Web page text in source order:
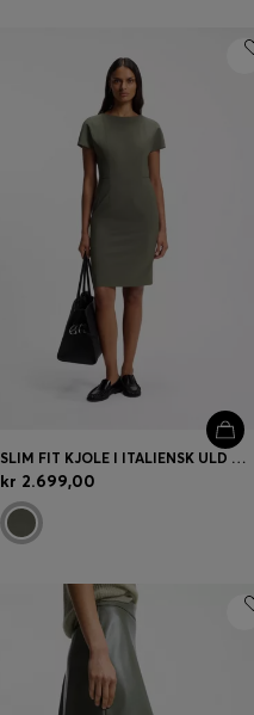
SLIM FIT KJOLE I ITALIENSK ULD MED STRÆK
kr 2.699,00